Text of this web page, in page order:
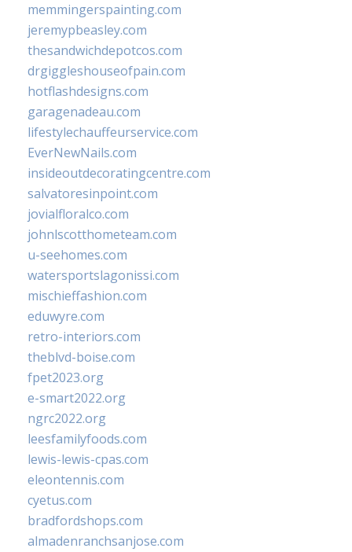
memmingerspainting.com
jeremypbeasley.com
thesandwichdepotcos.com
drgiggleshouseofpain.com
hotflashdesigns.com
garagenadeau.com
lifestylechauffeurservice.com
EverNewNails.com
insideoutdecoratingcentre.com
salvatoresinpoint.com
jovialfloralco.com
johnlscotthometeam.com
u-seehomes.com
watersportslagonissi.com
mischieffashion.com
eduwyre.com
retro-interiors.com
theblvd-boise.com
fpet2023.org
e-smart2022.org
ngrc2022.org
leesfamilyfoods.com
lewis-lewis-cpas.com
eleontennis.com
cyetus.com
bradfordshops.com
almadenranchsanjose.com